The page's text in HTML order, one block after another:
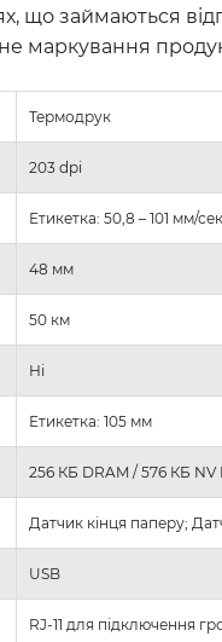
що займаються
маркування
Термодрук
203 dpi
Етикетка: 50,8 – 101 мм/
48 мм
50 км
Ні
Етикетка: 105 мм
256 КБ DRAM / 576 КБ NV
Датчик кінця паперу;
USB
RJ-11 для підключення